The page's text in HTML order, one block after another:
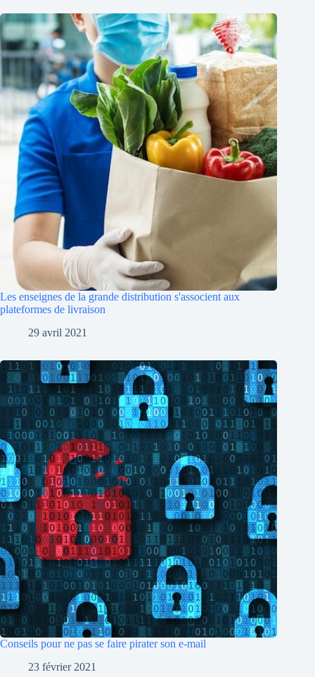
Les enseignes de la grande distribution s'associent aux
plateformes de livraison
29 avril 2021
Conseils pour ne pas se faire pirater son e-mail
23 février 2021